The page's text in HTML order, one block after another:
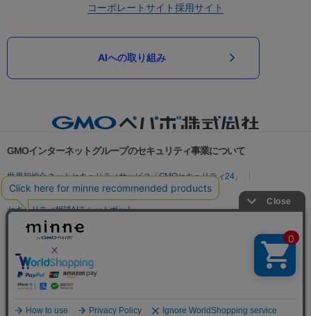
コーポレートサイト採用サイト
AIへの取り組み
GMOインターネットグループのセキュリティ事業について
世界初総合ネットセキュリティサービス「GMOセキュリティ24」
パスワード漏洩診断
Webサイトリスク診断
セキュリティ相談AIチャットボット
実在証明・盗聴対策
サイバー攻撃対策（GMO Flatt Security）
セキュリティ事業の軌跡